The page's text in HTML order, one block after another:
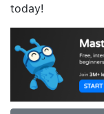
today!